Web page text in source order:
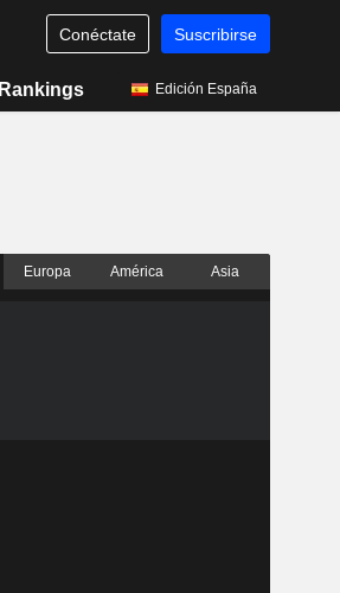
Conéctate Suscribirse
Rankings Edición España
Europa América Asia